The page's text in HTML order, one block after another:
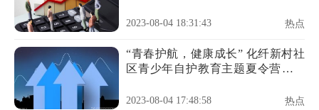
2023-08-04 18:31:43 热点
“青春护航，健康成长” 化纤新村社
区青少年自护教育主题夏令营圆满
2023-08-04 17:48:58 热点